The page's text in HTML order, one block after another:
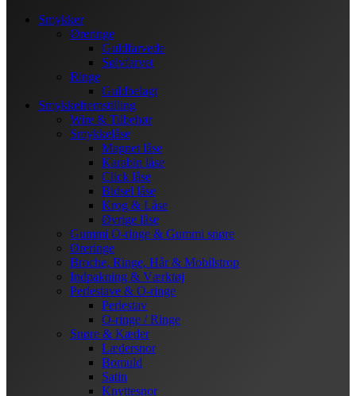
Smykker
Øreringe
Guldfarvede
Sølvfarvet
Ringe
Guldbelagt
Smykkefremstilling
Wire & Tilbehør
Smykkelåse
Magnet låse
Karabin låse
Click låse
Bidsel låse
Krog & Låse
Øvrige låse
Gummi O-ringe & Gummi snøre
Øreringe
Broche, Ringe, Hår & Mobilstrop
Indpakning & Værktøj
Perlestave & O-ringe
Perlestav
O-ringe / Ringe
Snøre & Kæder
Lædersnor
Bomuld
Satin
Knyttesnor